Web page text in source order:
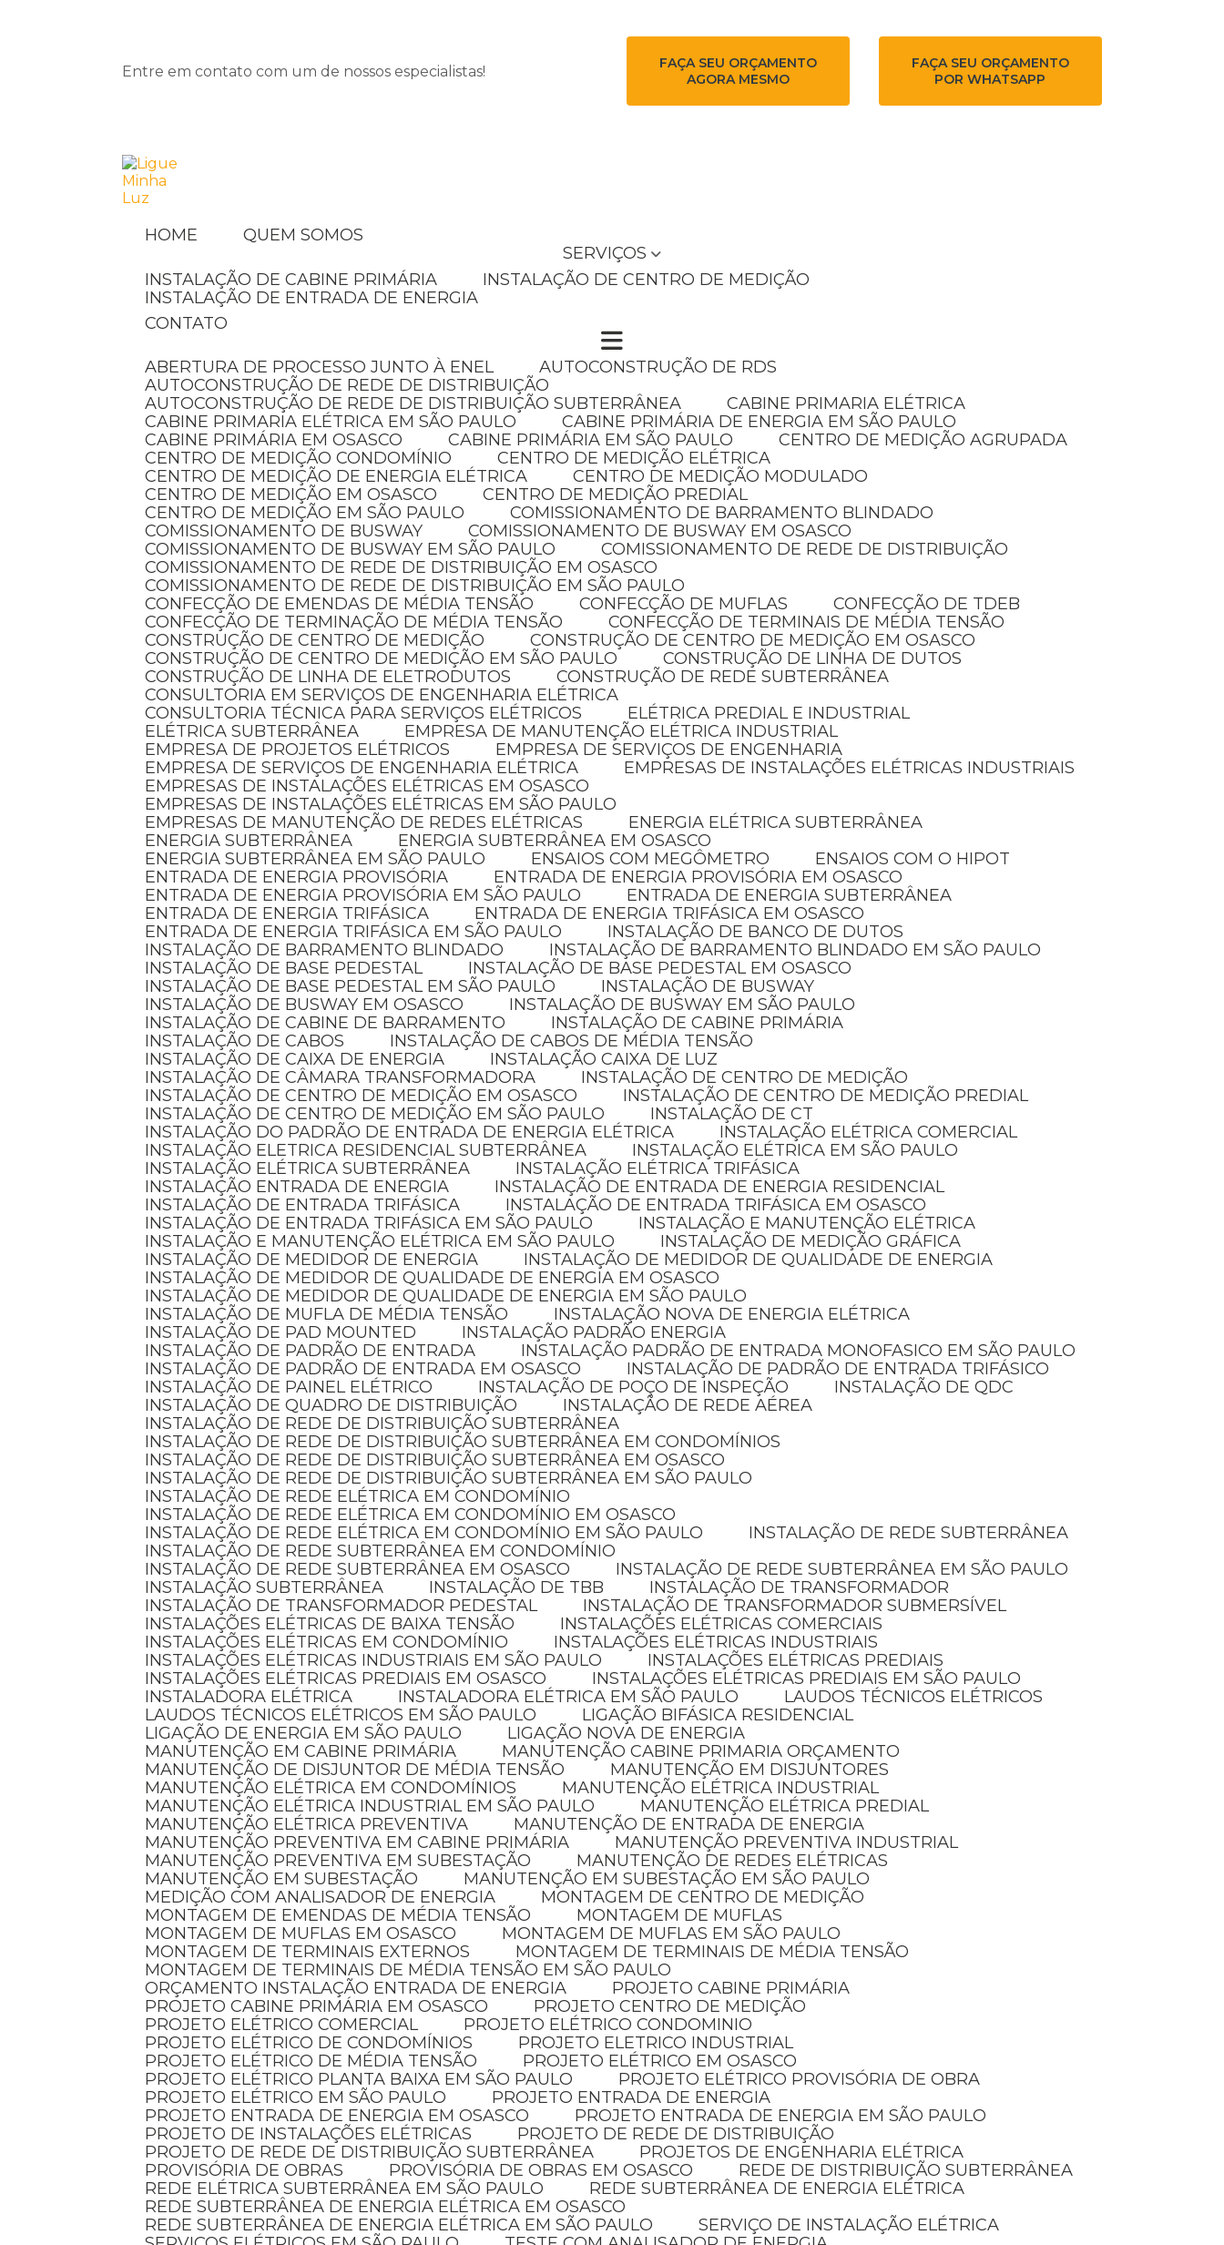
Entre em contato com um de nossos especialistas!
FAÇA SEU ORÇAMENTO
AGORA MESMO
FAÇA SEU ORÇAMENTO
POR WHATSAPP
HOME
QUEM SOMOS
SERVIÇOS
INSTALAÇÃO DE CABINE PRIMÁRIA
INSTALAÇÃO DE CENTRO DE MEDIÇÃO
INSTALAÇÃO DE ENTRADA DE ENERGIA
CONTATO
ABERTURA DE PROCESSO JUNTO À ENEL
AUTOCONSTRUÇÃO DE RDS
AUTOCONSTRUÇÃO DE REDE DE DISTRIBUIÇÃO
AUTOCONSTRUÇÃO DE REDE DE DISTRIBUIÇÃO SUBTERRÂNEA
CABINE PRIMARIA ELÉTRICA
CABINE PRIMARIA ELÉTRICA EM SÃO PAULO
CABINE PRIMÁRIA DE ENERGIA EM SÃO PAULO
CABINE PRIMÁRIA EM OSASCO
CABINE PRIMÁRIA EM SÃO PAULO
CENTRO DE MEDIÇÃO AGRUPADA
CENTRO DE MEDIÇÃO CONDOMÍNIO
CENTRO DE MEDIÇÃO ELÉTRICA
CENTRO DE MEDIÇÃO DE ENERGIA ELÉTRICA
CENTRO DE MEDIÇÃO MODULADO
CENTRO DE MEDIÇÃO EM OSASCO
CENTRO DE MEDIÇÃO PREDIAL
CENTRO DE MEDIÇÃO EM SÃO PAULO
COMISSIONAMENTO DE BARRAMENTO BLINDADO
COMISSIONAMENTO DE BUSWAY
COMISSIONAMENTO DE BUSWAY EM OSASCO
COMISSIONAMENTO DE BUSWAY EM SÃO PAULO
COMISSIONAMENTO DE REDE DE DISTRIBUIÇÃO
COMISSIONAMENTO DE REDE DE DISTRIBUIÇÃO EM OSASCO
COMISSIONAMENTO DE REDE DE DISTRIBUIÇÃO EM SÃO PAULO
CONFECÇÃO DE EMENDAS DE MÉDIA TENSÃO
CONFECÇÃO DE MUFLAS
CONFECÇÃO DE TDEB
CONFECÇÃO DE TERMINAÇÃO DE MÉDIA TENSÃO
CONFECÇÃO DE TERMINAIS DE MÉDIA TENSÃO
CONSTRUÇÃO DE CENTRO DE MEDIÇÃO
CONSTRUÇÃO DE CENTRO DE MEDIÇÃO EM OSASCO
CONSTRUÇÃO DE CENTRO DE MEDIÇÃO EM SÃO PAULO
CONSTRUÇÃO DE LINHA DE DUTOS
CONSTRUÇÃO DE LINHA DE ELETRODUTOS
CONSTRUÇÃO DE REDE SUBTERRÂNEA
CONSULTORIA EM SERVIÇOS DE ENGENHARIA ELÉTRICA
CONSULTORIA TÉCNICA PARA SERVIÇOS ELÉTRICOS
ELÉTRICA PREDIAL E INDUSTRIAL
ELÉTRICA SUBTERRÂNEA
EMPRESA DE MANUTENÇÃO ELÉTRICA INDUSTRIAL
EMPRESA DE PROJETOS ELÉTRICOS
EMPRESA DE SERVIÇOS DE ENGENHARIA
EMPRESA DE SERVIÇOS DE ENGENHARIA ELÉTRICA
EMPRESAS DE INSTALAÇÕES ELÉTRICAS INDUSTRIAIS
EMPRESAS DE INSTALAÇÕES ELÉTRICAS EM OSASCO
EMPRESAS DE INSTALAÇÕES ELÉTRICAS EM SÃO PAULO
EMPRESAS DE MANUTENÇÃO DE REDES ELÉTRICAS
ENERGIA ELÉTRICA SUBTERRÂNEA
ENERGIA SUBTERRÂNEA
ENERGIA SUBTERRÂNEA EM OSASCO
ENERGIA SUBTERRÂNEA EM SÃO PAULO
ENSAIOS COM MEGÔMETRO
ENSAIOS COM O HIPOT
ENTRADA DE ENERGIA PROVISÓRIA
ENTRADA DE ENERGIA PROVISÓRIA EM OSASCO
ENTRADA DE ENERGIA PROVISÓRIA EM SÃO PAULO
ENTRADA DE ENERGIA SUBTERRÂNEA
ENTRADA DE ENERGIA TRIFÁSICA
ENTRADA DE ENERGIA TRIFÁSICA EM OSASCO
ENTRADA DE ENERGIA TRIFÁSICA EM SÃO PAULO
INSTALAÇÃO DE BANCO DE DUTOS
INSTALAÇÃO DE BARRAMENTO BLINDADO
INSTALAÇÃO DE BARRAMENTO BLINDADO EM SÃO PAULO
INSTALAÇÃO DE BASE PEDESTAL
INSTALAÇÃO DE BASE PEDESTAL EM OSASCO
INSTALAÇÃO DE BASE PEDESTAL EM SÃO PAULO
INSTALAÇÃO DE BUSWAY
INSTALAÇÃO DE BUSWAY EM OSASCO
INSTALAÇÃO DE BUSWAY EM SÃO PAULO
INSTALAÇÃO DE CABINE DE BARRAMENTO
INSTALAÇÃO DE CABINE PRIMÁRIA
INSTALAÇÃO DE CABOS
INSTALAÇÃO DE CABOS DE MÉDIA TENSÃO
INSTALAÇÃO DE CAIXA DE ENERGIA
INSTALAÇÃO CAIXA DE LUZ
INSTALAÇÃO DE CÂMARA TRANSFORMADORA
INSTALAÇÃO DE CENTRO DE MEDIÇÃO
INSTALAÇÃO DE CENTRO DE MEDIÇÃO EM OSASCO
INSTALAÇÃO DE CENTRO DE MEDIÇÃO PREDIAL
INSTALAÇÃO DE CENTRO DE MEDIÇÃO EM SÃO PAULO
INSTALAÇÃO DE CT
INSTALAÇÃO DO PADRÃO DE ENTRADA DE ENERGIA ELÉTRICA
INSTALAÇÃO ELÉTRICA COMERCIAL
INSTALAÇÃO ELETRICA RESIDENCIAL SUBTERRÂNEA
INSTALAÇÃO ELÉTRICA EM SÃO PAULO
INSTALAÇÃO ELÉTRICA SUBTERRÂNEA
INSTALAÇÃO ELÉTRICA TRIFÁSICA
INSTALAÇÃO ENTRADA DE ENERGIA
INSTALAÇÃO DE ENTRADA DE ENERGIA RESIDENCIAL
INSTALAÇÃO DE ENTRADA TRIFÁSICA
INSTALAÇÃO DE ENTRADA TRIFÁSICA EM OSASCO
INSTALAÇÃO DE ENTRADA TRIFÁSICA EM SÃO PAULO
INSTALAÇÃO E MANUTENÇÃO ELÉTRICA
INSTALAÇÃO E MANUTENÇÃO ELÉTRICA EM SÃO PAULO
INSTALAÇÃO DE MEDIÇÃO GRÁFICA
INSTALAÇÃO DE MEDIDOR DE ENERGIA
INSTALAÇÃO DE MEDIDOR DE QUALIDADE DE ENERGIA
INSTALAÇÃO DE MEDIDOR DE QUALIDADE DE ENERGIA EM OSASCO
INSTALAÇÃO DE MEDIDOR DE QUALIDADE DE ENERGIA EM SÃO PAULO
INSTALAÇÃO DE MUFLA DE MÉDIA TENSÃO
INSTALAÇÃO NOVA DE ENERGIA ELÉTRICA
INSTALAÇÃO DE PAD MOUNTED
INSTALAÇÃO PADRÃO ENERGIA
INSTALAÇÃO DE PADRÃO DE ENTRADA
INSTALAÇÃO PADRÃO DE ENTRADA MONOFASICO EM SÃO PAULO
INSTALAÇÃO DE PADRÃO DE ENTRADA EM OSASCO
INSTALAÇÃO DE PADRÃO DE ENTRADA TRIFÁSICO
INSTALAÇÃO DE PAINEL ELÉTRICO
INSTALAÇÃO DE POÇO DE INSPEÇÃO
INSTALAÇÃO DE QDC
INSTALAÇÃO DE QUADRO DE DISTRIBUIÇÃO
INSTALAÇÃO DE REDE AÉREA
INSTALAÇÃO DE REDE DE DISTRIBUIÇÃO SUBTERRÂNEA
INSTALAÇÃO DE REDE DE DISTRIBUIÇÃO SUBTERRÂNEA EM CONDOMÍNIOS
INSTALAÇÃO DE REDE DE DISTRIBUIÇÃO SUBTERRÂNEA EM OSASCO
INSTALAÇÃO DE REDE DE DISTRIBUIÇÃO SUBTERRÂNEA EM SÃO PAULO
INSTALAÇÃO DE REDE ELÉTRICA EM CONDOMÍNIO
INSTALAÇÃO DE REDE ELÉTRICA EM CONDOMÍNIO EM OSASCO
INSTALAÇÃO DE REDE ELÉTRICA EM CONDOMÍNIO EM SÃO PAULO
INSTALAÇÃO DE REDE SUBTERRÂNEA
INSTALAÇÃO DE REDE SUBTERRÂNEA EM CONDOMÍNIO
INSTALAÇÃO DE REDE SUBTERRÂNEA EM OSASCO
INSTALAÇÃO DE REDE SUBTERRÂNEA EM SÃO PAULO
INSTALAÇÃO SUBTERRÂNEA
INSTALAÇÃO DE TBB
INSTALAÇÃO DE TRANSFORMADOR
INSTALAÇÃO DE TRANSFORMADOR PEDESTAL
INSTALAÇÃO DE TRANSFORMADOR SUBMERSÍVEL
INSTALAÇÕES ELÉTRICAS DE BAIXA TENSÃO
INSTALAÇÕES ELÉTRICAS COMERCIAIS
INSTALAÇÕES ELÉTRICAS EM CONDOMÍNIO
INSTALAÇÕES ELÉTRICAS INDUSTRIAIS
INSTALAÇÕES ELÉTRICAS INDUSTRIAIS EM SÃO PAULO
INSTALAÇÕES ELÉTRICAS PREDIAIS
INSTALAÇÕES ELÉTRICAS PREDIAIS EM OSASCO
INSTALAÇÕES ELÉTRICAS PREDIAIS EM SÃO PAULO
INSTALADORA ELÉTRICA
INSTALADORA ELÉTRICA EM SÃO PAULO
LAUDOS TÉCNICOS ELÉTRICOS
LAUDOS TÉCNICOS ELÉTRICOS EM SÃO PAULO
LIGAÇÃO BIFÁSICA RESIDENCIAL
LIGAÇÃO DE ENERGIA EM SÃO PAULO
LIGAÇÃO NOVA DE ENERGIA
MANUTENÇÃO EM CABINE PRIMÁRIA
MANUTENÇÃO CABINE PRIMARIA ORÇAMENTO
MANUTENÇÃO DE DISJUNTOR DE MÉDIA TENSÃO
MANUTENÇÃO EM DISJUNTORES
MANUTENÇÃO ELÉTRICA EM CONDOMÍNIOS
MANUTENÇÃO ELÉTRICA INDUSTRIAL
MANUTENÇÃO ELÉTRICA INDUSTRIAL EM SÃO PAULO
MANUTENÇÃO ELÉTRICA PREDIAL
MANUTENÇÃO ELÉTRICA PREVENTIVA
MANUTENÇÃO DE ENTRADA DE ENERGIA
MANUTENÇÃO PREVENTIVA EM CABINE PRIMÁRIA
MANUTENÇÃO PREVENTIVA INDUSTRIAL
MANUTENÇÃO PREVENTIVA EM SUBESTAÇÃO
MANUTENÇÃO DE REDES ELÉTRICAS
MANUTENÇÃO EM SUBESTAÇÃO
MANUTENÇÃO EM SUBESTAÇÃO EM SÃO PAULO
MEDIÇÃO COM ANALISADOR DE ENERGIA
MONTAGEM DE CENTRO DE MEDIÇÃO
MONTAGEM DE EMENDAS DE MÉDIA TENSÃO
MONTAGEM DE MUFLAS
MONTAGEM DE MUFLAS EM OSASCO
MONTAGEM DE MUFLAS EM SÃO PAULO
MONTAGEM DE TERMINAIS EXTERNOS
MONTAGEM DE TERMINAIS DE MÉDIA TENSÃO
MONTAGEM DE TERMINAIS DE MÉDIA TENSÃO EM SÃO PAULO
ORÇAMENTO INSTALAÇÃO ENTRADA DE ENERGIA
PROJETO CABINE PRIMÁRIA
PROJETO CABINE PRIMÁRIA EM OSASCO
PROJETO CENTRO DE MEDIÇÃO
PROJETO ELÉTRICO COMERCIAL
PROJETO ELÉTRICO CONDOMINIO
PROJETO ELÉTRICO DE CONDOMÍNIOS
PROJETO ELETRICO INDUSTRIAL
PROJETO ELÉTRICO DE MÉDIA TENSÃO
PROJETO ELÉTRICO EM OSASCO
PROJETO ELÉTRICO PLANTA BAIXA EM SÃO PAULO
PROJETO ELÉTRICO PROVISÓRIA DE OBRA
PROJETO ELÉTRICO EM SÃO PAULO
PROJETO ENTRADA DE ENERGIA
PROJETO ENTRADA DE ENERGIA EM OSASCO
PROJETO ENTRADA DE ENERGIA EM SÃO PAULO
PROJETO DE INSTALAÇÕES ELÉTRICAS
PROJETO DE REDE DE DISTRIBUIÇÃO
PROJETO DE REDE DE DISTRIBUIÇÃO SUBTERRÂNEA
PROJETOS DE ENGENHARIA ELÉTRICA
PROVISÓRIA DE OBRAS
PROVISÓRIA DE OBRAS EM OSASCO
REDE DE DISTRIBUIÇÃO SUBTERRÂNEA
REDE ELÉTRICA SUBTERRÂNEA EM SÃO PAULO
REDE SUBTERRÂNEA DE ENERGIA ELÉTRICA
REDE SUBTERRÂNEA DE ENERGIA ELÉTRICA EM OSASCO
REDE SUBTERRÂNEA DE ENERGIA ELÉTRICA EM SÃO PAULO
SERVIÇO DE INSTALAÇÃO ELÉTRICA